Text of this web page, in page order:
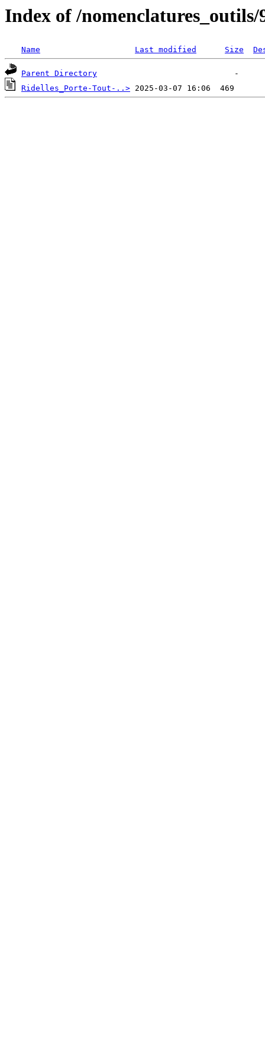
Index of /nomenclatures_outils/
Name Last modified Size
Parent Directory
Ridelles_Porte-Tout-..>